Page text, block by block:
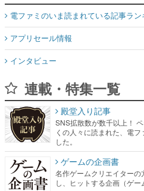
インタビュー
連載・特集一覧
くの人々に読まれた、電フ
した。
ゲームの企画書
名作ゲームクリエイター
し、ヒットする企画（ゲ
赫本
この物語を解いてはいけ
をした短編ホラー小説集で